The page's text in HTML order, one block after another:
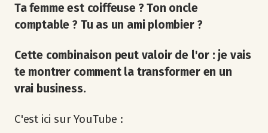
Ta femme est coiffeuse ? Ton oncle
comptable ? Tu as un ami plombier ?
Cette combinaison peut valoir de l'or : je vais
te montrer comment la transformer en un
vrai business.
C'est ici sur YouTube :